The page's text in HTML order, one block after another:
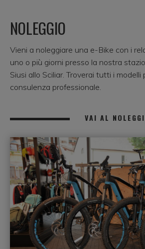
NOLEGGIO
Vieni a noleggiare una e-Bike con i
uno o più giorni presso la nostra
Siusi allo Sciliar. Troverai tutti i modelli
consulenza professionale.
VAI AL